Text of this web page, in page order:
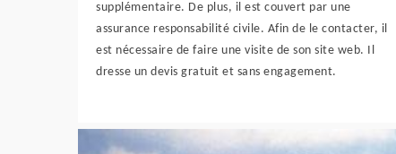
supplémentaire. De plus, il est couvert par une
assurance responsabilité civile. Afin de le contacter, il
est nécessaire de faire une visite de son site web. Il
dresse un devis gratuit et sans engagement.